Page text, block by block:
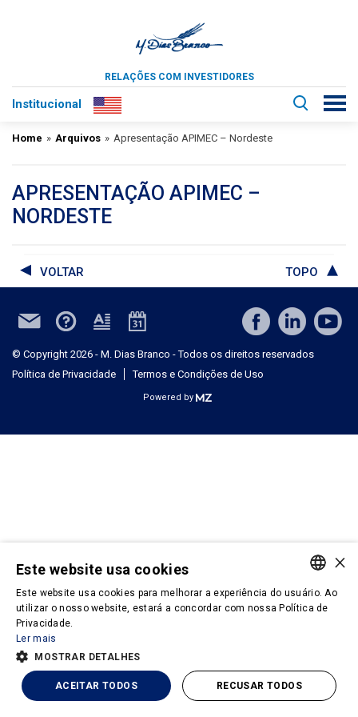
RELAÇÕES COM INVESTIDORES
Institucional
Home » Arquivos » Apresentação APIMEC – Nordeste
APRESENTAÇÃO APIMEC –
NORDESTE
VOLTAR TOPO
© Copyright 2026 - M. Dias Branco - Todos os direitos reservados
Política de Privacidade
Termos e Condições de Uso
Powered by
PORTUGUESE
×
Este website usa cookies
Este website usa cookies para melhorar a experiência do usuário. Ao
utilizar o nosso website, estará a concordar com nossa Política de
Privacidade.
Ler mais
MOSTRAR DETALHES
ACEITAR TODOS RECUSAR TODOS